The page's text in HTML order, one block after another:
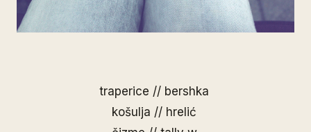
traperice // bershka
košulja // hrelić